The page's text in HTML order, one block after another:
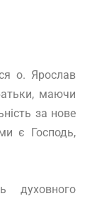
о. Ярослав
маючи
за нове
є Господь,
духовного